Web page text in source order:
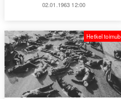
02.01.1963 12:00
Hetkel toimub